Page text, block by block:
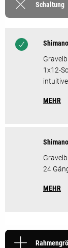
Schaltung
1x12-
MEHR
24
MEHR